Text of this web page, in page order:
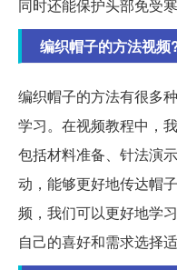
同时还能保护头部免受
编织帽子的方法视频
编织帽子的方法有很多
学习。在视频教程中，
包括材料准备、针法演
动，能够更好地传达帽
频，我们可以更好地学
自己的喜好和需求选择